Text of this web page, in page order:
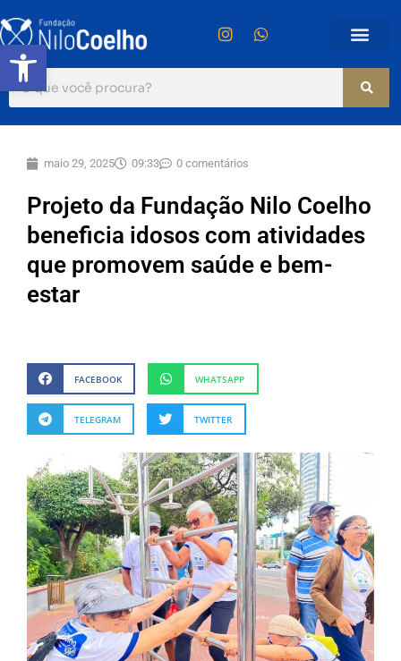
Abrir a barra de ferramentas
maio 29, 2025 09:33 0 comentários
Projeto da Fundação Nilo Coelho
beneficia idosos com atividades
que promovem saúde e bem-
estar
FACEBOOK WHATSAPP
TELEGRAM TWITTER